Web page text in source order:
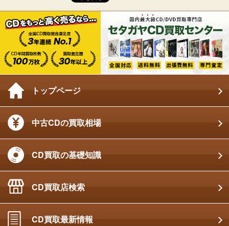
トップページ
中古CDの買取相場
CD買取の基礎知識
CD買取店検索
CD買取最新情報